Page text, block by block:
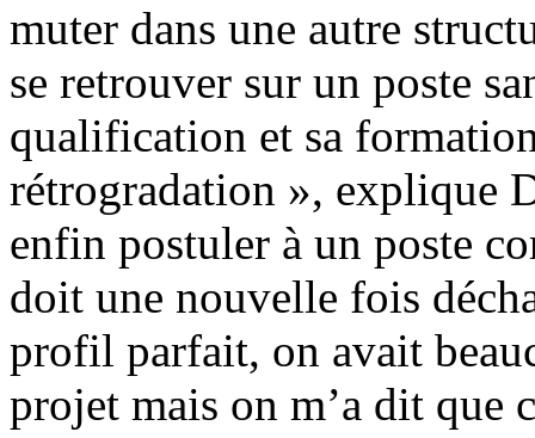
muter dans une autre
se retrouver sur un poste
qualification et sa
rétrogradation », explique
enfin postuler à un poste
doit une nouvelle fois
profil parfait, on avait
projet mais on m’a dit que